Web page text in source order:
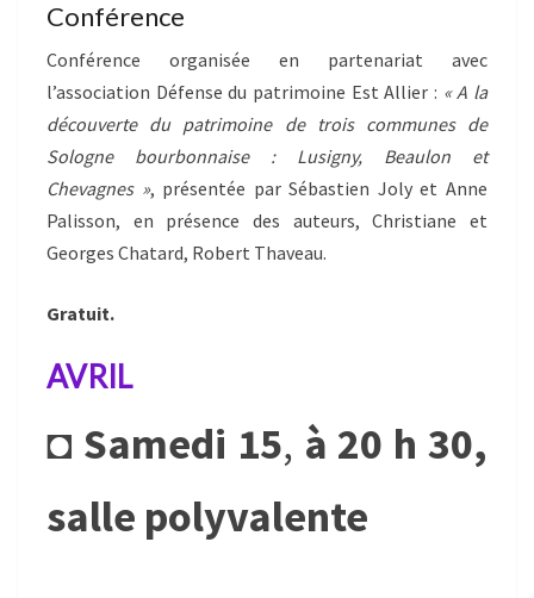
Conférence
Conférence organisée en partenariat avec
l’association Défense du patrimoine Est Allier : « A la
découverte du patrimoine de trois communes de
Sologne bourbonnaise : Lusigny, Beaulon et
Chevagnes », présentée par Sébastien Joly et Anne
Palisson, en présence des auteurs, Christiane et
Georges Chatard, Robert Thaveau.
Gratuit.
AVRIL
◘ Samedi 15, à 20 h 30,
salle polyvalente